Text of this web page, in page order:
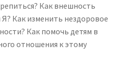
Как внешность
Как изменить нездоровое
Как помочь детям в
отношения к этому